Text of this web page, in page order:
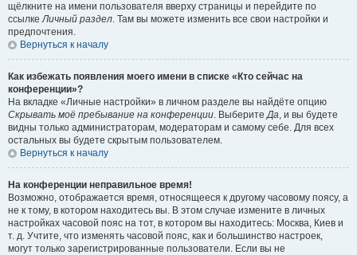
щёлкните на имени пользователя вверху страницы и перейдите по
ссылкеЛичный раздел. Там вы можете изменить все свои настройки и
предпочтения.
Вернуться к началу
Как избежать появления моего имени в списке «Кто сейчас на
конференции»?
На вкладке «Личные настройки» в личном разделе вы найдёте опцию
Скрывать моё пребывание на конференции. ВыберитеДа, и вы будете
видны только администраторам, модераторам и самому себе. Для всех
остальных вы будете скрытым пользователем.
Вернуться к началу
На конференции неправильное время!
Возможно, отображается время, относящееся к другому часовому поясу, а
не к тому, в котором находитесь вы. В этом случае измените в личных
настройках часовой пояс на тот, в котором вы находитесь: Москва, Киев и
т. д. Учтите, что изменять часовой пояс, как и большинство настроек,
могут только зарегистрированные пользователи. Если вы не